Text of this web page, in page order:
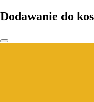
Dodawanie do